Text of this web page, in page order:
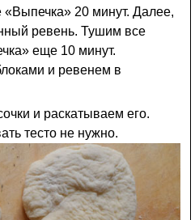
20 минут. Далее,
ревень. Тушим все
еще 10 минут.
и раскатываем его.
тесто не нужно.